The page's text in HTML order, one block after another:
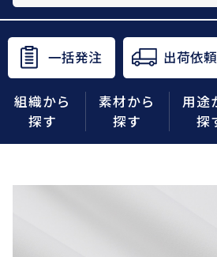
一括発注 出荷依頼
組織から
探す
素材から
探す
用途
探
商品をさがす
組織から探す
配送先を追加する
商品を投入する配送先を選択し